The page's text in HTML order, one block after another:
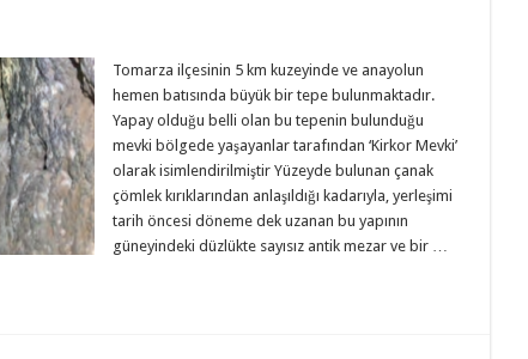
Tomarza ilçesinin 5 km kuzeyinde ve anayolun
hemen batısında büyük bir tepe bulunmaktadır.
Yapay olduğu belli olan bu tepenin bulunduğu
mevki bölgede yaşayanlar tarafından ‘Kirkor Mevki’
olarak isimlendirilmiştir Yüzeyde bulunan çanak
çömlek kırıklarından anlaşıldığı kadarıyla, yerleşimi
tarih öncesi döneme dek uzanan bu yapının
güneyindeki düzlükte sayısız antik mezar ve bir …